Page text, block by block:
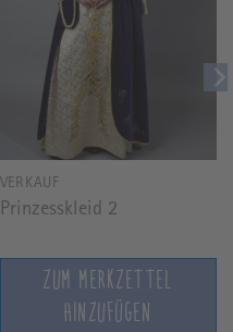
VERKAUF
Prinzesskleid 2
ZUM MERKZETTEL
HINZUFÜGEN